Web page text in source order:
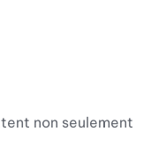
non seulement